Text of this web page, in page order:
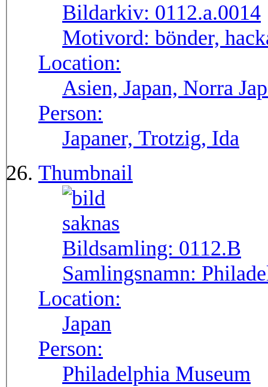
Bildarkiv: 0112.a.0014
Motivord: bönder,
Location:
Asien, Japan, Norra
Person:
Japaner, Trotzig, Ida
Thumbnail
Bildsamling: 0112.B
Samlingsnamn:
Location:
Japan
Person:
Philadelphia Museum